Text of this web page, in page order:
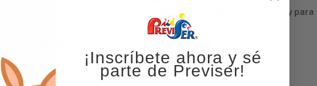
Previser Clásica (Familiar, Preferencial, Elite, Full Edición Especial) y
Empresarial (Especial, Premium, Elite, Full Edición Especial)
3 $205.000Plan 4 $240.000¡Inscríbete ahora y sé
parte de Previser!